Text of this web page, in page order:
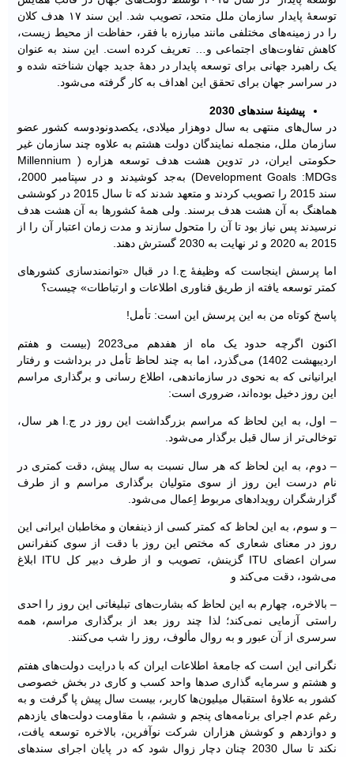
توسعۀ پایدار سازمان ملل متحد، تصویب شد. این سند ۱۷ هدف کلان
را در زمینه‌های مختلفی مانند مبارزه با فقر، حفاظت از محیط زیست،
کاهش تفاوت‌های اجتماعی و… تعریف کرده است. این سند به عنوان
یک راهبرد جهانی برای توسعه پایدار در دهۀ جدید جهان شناخته شده و
در سراسر جهان برای تحقق این اهداف به کار گرفته می‌شود.
پیشینۀ سند‌های 2030
در سال‌های منتهی به سال دوهزار میلادی، یکصدونودوسه کشور عضو
سازمان ملل، منجمله نمایندگان دولت هشتم به علاوه چند سازمان غیر
حکومتی ایران، در تدوین هشت هدف توسعه هزاره ( Millennium
Development Goals :MDGs) به‌جد کوشیدند و در سپتامبر 2000،
سند 2015 را تصویب کردند و متعهد شدند که تا سال 2015 در کوششی
هماهنگ به آن هشت هدف برسند. ولی همۀ کشور‌ها به آن هشت هدف
نرسیدند پس نیاز بود تا آن را متحول سازند و مدت زمان اعتبار آن را از
2015 به 2020 و ئر نهایت به 2030 گسترش دهند.
اما پرسش اینجاست که وظیفۀ ج.ا در قبال «توانمندسازی کشورهای
کمتر توسعه یافته از طریق فناوری اطلاعات و ارتباطات» چیست؟
پاسخ کوتاه من به این پرسش این است: تأمل!
اکنون اگرچه حدود یک ماه از هفدهم می‌2023 (بیست و هفتم
اردیبهشت 1402) می‌گذرد، اما به چند لحاظ تأمل در برداشت و رفتار
ایرانیانی که به نحوی در سازماندهی، اطلاع رسانی و برگذاری مراسم
این روز دخیل بوده‌اند، ضروری است:
– اول، به این لحاظ که مراسم بزرگداشت این روز در ج.ا هر سال،
توخالی‌تر از سال قبل برگذار می‌شود.
– دوم، به این لحاظ که هر سال نسبت به سال پیش، دقت کمتری در
نام درست این روز از سوی متولیان برگذاری مراسم و از طرف
گزارشگران رویدادهای مربوط اِعمال می‌شود.
– و سوم، به این لحاظ که کمتر کسی از ذینفعان و مخاطبان ایرانی این
روز در معنای شعاری که مختص این روز با دقت از سوی کنفرانس
سران اعضای ITU گزینش، تصویب و از طرف دبیر کل ITU ابلاغ
می‌شود، دقت می‌کند و
– بالاخره، چهارم به این لحاظ که بشارت‌های تبلیغاتی این روز را احدی
راستی آزمایی نمی‌کند؛ لذا چند روز بعد از برگذاری مراسم، همه
سرسری از آن عبور و به روال مألوف، روز را شب می‌کنند.
نگرانی این است که جامعۀ اطلاعات ایران که با درایت دولت‌های هفتم
و هشتم و سرمایه گذاری صدها واحد کسب و کاری در بخش خصوصی
کشور به علاوۀ استقبال میلیون‌ها کاربر، بیست سال پیش پا گرفت و به
رغم عدم اجرای برنامه‌های پنجم و ششم، با مقاومت دولت‌های یازدهم
و دوازدهم و کوشش هزاران شرکت نوآفرین، بالاخره توسعه یافت،
نکند تا سال 2030 چنان دچار زوال شود که در پایان اجرای سندهای